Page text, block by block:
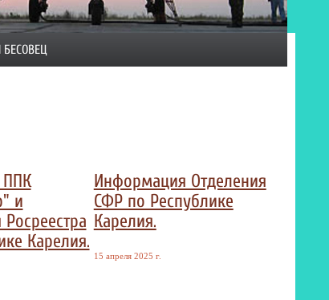
БЕСОВЕЦ
и
Карелия.
Информация Отделения
СФР по Республике
Карелия.
15 апреля 2025 г.